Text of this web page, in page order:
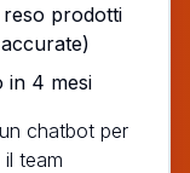
reso prodotti
in 4 mesi
chatbot per
team